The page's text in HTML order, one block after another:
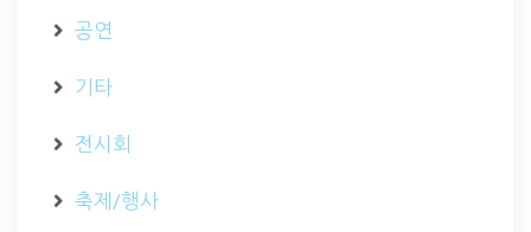
공연
기타
전시회
축제/행사